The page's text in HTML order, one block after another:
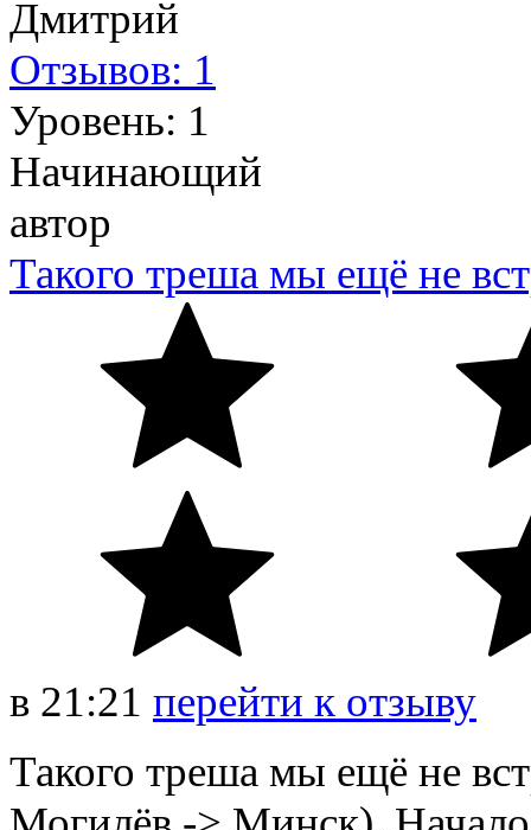
Дмитрий
Отзывов: 1
Уровень: 1
Начинающий
автор
Такого треша мы ещё не
в 21:21 перейти к отзыву
Такого треша мы ещё не